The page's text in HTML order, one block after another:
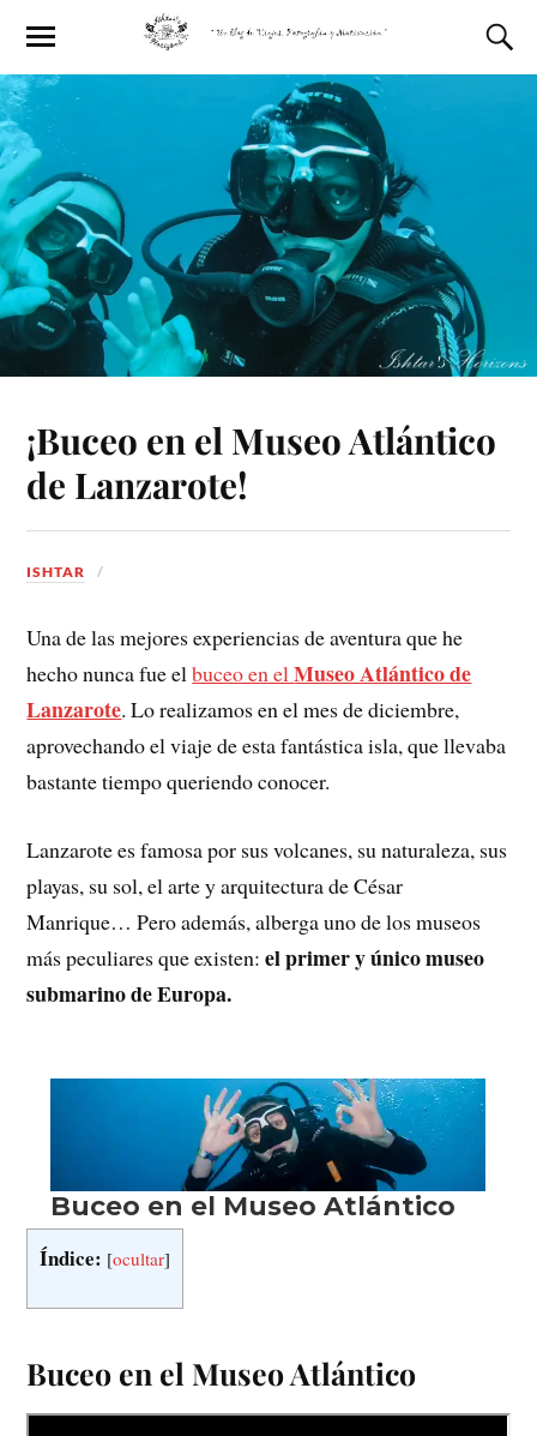
¡Buceo en el Museo Atlántico
de Lanzarote!
ISHTAR
Una de las mejores experiencias de aventura que he
hecho nunca fue elbuceo en elMuseo Atlántico de
Lanzarote. Lo realizamos en el mes de diciembre,
aprovechando el viaje de esta fantástica isla, que llevaba
bastante tiempo queriendo conocer.
Lanzarote es famosa por sus volcanes, su naturaleza, sus
playas, su sol, el arte y arquitectura de César
Manrique… Pero además, alberga uno de los museos
más peculiares que existen:el primer y único museo
submarino de Europa.
Índice: [ocultar]
Buceo en el Museo Atlántico